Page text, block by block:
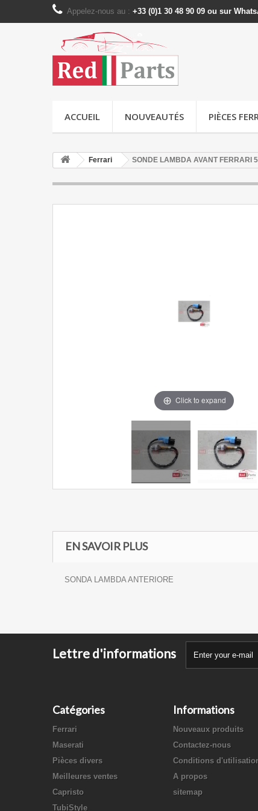
Appelez-nous au : +33 (0)1 30 48 90 09 ou sur
ACCUEIL NOUVEAUTÉS PIÈCES
Ferrari SONDE LAMBDA AVANT FERRARI
Click to expand
EN SAVOIR PLUS
SONDA LAMBDA ANTERIORE
Lettre d'informations
Catégories
Ferrari
Maserati
Pièces divers
Meilleures ventes
Capristo
TubiStyle
Informations
Nouveaux produits
Contactez-nous
Conditions
A propos
sitemap